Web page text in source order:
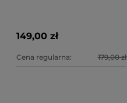
149,00 zł
Cena regularna: 179,00 zł